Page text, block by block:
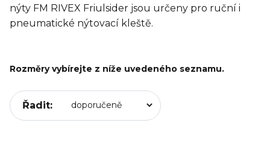
nýty FM RIVEX Friulsider jsou určeny pro ruční i
pneumatické nýtovací kleště.
Rozměry vybírejte z níže uvedeného seznamu.
Řadit: